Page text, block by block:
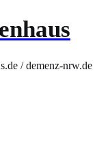
/ demenz-nrw.de